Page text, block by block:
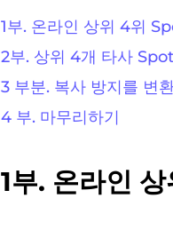
1부. 온라인 상위 4위
2부. 상위 4개 타사
3 부분. 복사 방지를 변
4 부. 마무리하기
1부. 온라인